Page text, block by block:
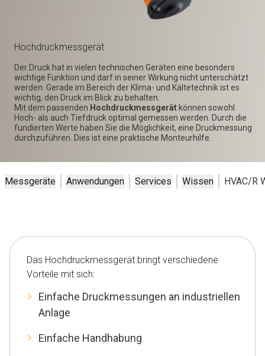
Hochdruck­messgerät
Der Druck hat in vielen technischen Geräten eine besonders
wichtige Funktion und darf in seiner Wirkung nicht unterschätzt
werden. Gerade im Bereich der Klima- und Kältetechnik ist es
wichtig, den Druck im Blick zu behalten.
Mit dem passenden Hochdruckmessgerät können sowohl
Hoch- als auch Tiefdruck optimal gemessen werden. Durch die
fundierten Werte haben Sie die Möglichkeit, eine Druckmessung
durchzuführen. Dies ist eine praktische Monteurhilfe.
Messgeräte Anwendungen Services Wissen HVAC/R
Das Hochdruckmessgerät bringt verschiedene
Vorteile mit sich:
Einfache Druckmessungen an industriellen
Anlage
Einfache Handhabung